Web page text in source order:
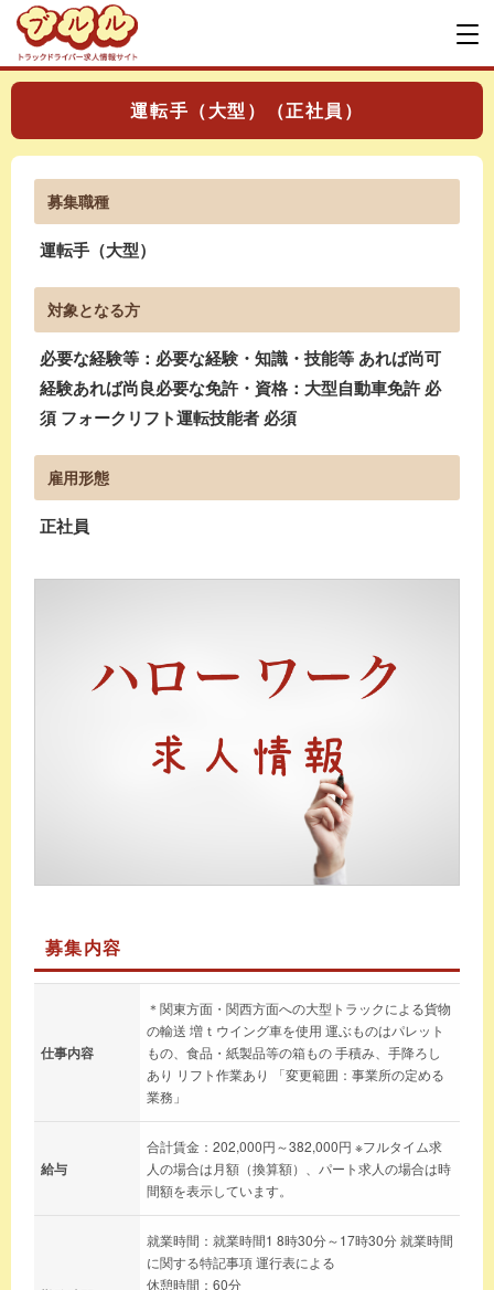
運転手（大型）（正社員）
募集職種
運転手（大型）
対象となる方
必要な経験等：必要な経験・知識・技能等 あれば尚可
経験あれば尚良必要な免許・資格：大型自動車免許 必
須 フォークリフト運転技能者 必須
雇用形態
正社員
募集内容
仕事内容
＊関東方面・関西方面への大型トラックによる貨物
の輸送 増ｔウイング車を使用 運ぶものはパレット
もの、食品・紙製品等の箱もの 手積み、手降ろし
あり リフト作業あり 「変更範囲：事業所の定める
業務」
給与
合計賃金：202,000円～382,000円 ※フルタイム求
人の場合は月額（換算額）、パート求人の場合は時
間額を表示しています。
就業時間：就業時間1 8時30分～17時30分 就業時間
に関する特記事項 運行表による
休憩時間：60分